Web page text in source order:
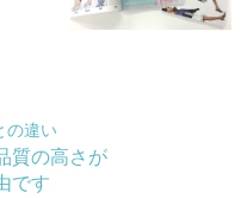
の違い
質の高さが
です